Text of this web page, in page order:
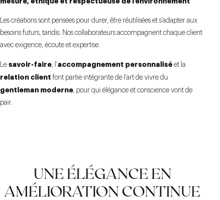
.
Les créations sont pensées pour durer, être réutilisées et s’adapter aux
besoins futurs, tandis. Nos collaborateurs accompagnent chaque client
avec exigence, écoute et expertise.
Le savoir-faire, l’accompagnement personnalisé et la
relation client font partie intégrante de l’art de vivre du
gentleman moderne, pour qui élégance et conscience vont de
pair.
UNE ÉLÉGANCE EN
AMÉLIORATION CONTINUE